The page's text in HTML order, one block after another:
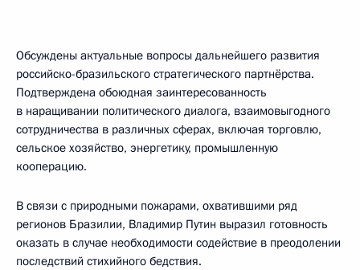
Обсуждены актуальные вопросы дальнейшего развития
российско-бразильского стратегического партнёрства.
Подтверждена обоюдная заинтересованность
в наращивании политического диалога, взаимовыгодного
сотрудничества в различных сферах, включая торговлю,
сельское хозяйство, энергетику, промышленную
кооперацию.
В связи с природными пожарами, охватившими ряд
регионов Бразилии, Владимир Путин выразил готовность
оказать в случае необходимости содействие в преодолении
последствий стихийного бедствия.